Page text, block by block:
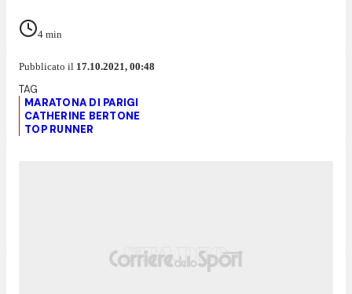
4 min
Pubblicato il 17.10.2021, 00:48
MARATONA DI PARIGI
CATHERINE BERTONE
TOP RUNNER